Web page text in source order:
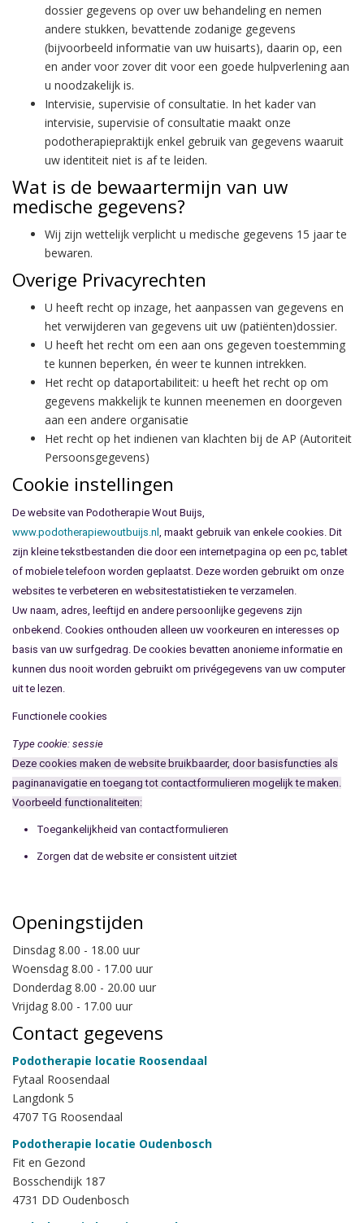
dossier gegevens op over uw behandeling en nemen
andere stukken, bevattende zodanige gegevens
(bijvoorbeeld informatie van uw huisarts), daarin op, een
en ander voor zover dit voor een goede hulpverlening aan
u noodzakelijk is.
Intervisie, supervisie of consultatie. In het kader van
intervisie, supervisie of consultatie maakt onze
podotherapiepraktijk enkel gebruik van gegevens waaruit
uw identiteit niet is af te leiden.
Wat is de bewaartermijn van uw
medische gegevens?
Wij zijn wettelijk verplicht u medische gegevens 15 jaar te
bewaren.
Overige Privacyrechten
U heeft recht op inzage, het aanpassen van gegevens en
het verwijderen van gegevens uit uw (patiënten)dossier.
U heeft het recht om een aan ons gegeven toestemming
te kunnen beperken, én weer te kunnen intrekken.
Het recht op dataportabiliteit: u heeft het recht op om
gegevens makkelijk te kunnen meenemen en doorgeven
aan een andere organisatie
Het recht op het indienen van klachten bij de AP (Autoriteit
Persoonsgegevens)
Cookie instellingen
De website van Podotherapie Wout Buijs,
www.podotherapiewoutbuijs.nl
, maakt gebruik van enkele cookies. Dit
zijn kleine tekstbestanden die door een internetpagina op een pc, tablet
of mobiele telefoon worden geplaatst. Deze worden gebruikt om onze
websites te verbeteren en websitestatistieken te verzamelen.
Uw naam, adres, leeftijd en andere persoonlijke gegevens zijn
onbekend. Cookies onthouden alleen uw voorkeuren en interesses op
basis van uw surfgedrag. De cookies bevatten anonieme informatie en
kunnen dus nooit worden gebruikt om privégegevens van uw computer
uit te lezen.
Functionele cookies
Type cookie: sessie
Deze cookies maken de website bruikbaarder, door basisfuncties als
paginanavigatie en toegang tot contactformulieren mogelijk te maken.
Voorbeeld functionaliteiten:
Toegankelijkheid van contactformulieren
Zorgen dat de website er consistent uitziet
Openingstijden
Dinsdag 8.00 - 18.00 uur
Woensdag 8.00 - 17.00 uur
Donderdag 8.00 - 20.00 uur
Vrijdag 8.00 - 17.00 uur
Contact gegevens
Podotherapie locatie Roosendaal
Fytaal Roosendaal
Langdonk 5
4707 TG Roosendaal
Podotherapie locatie Oudenbosch
Fit en Gezond
Bosschendijk 187
4731 DD Oudenbosch